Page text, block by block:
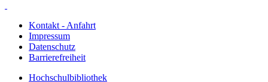
Kontakt - Anfahrt
Impressum
Datenschutz
Barrierefreiheit
Hochschulbibliothek